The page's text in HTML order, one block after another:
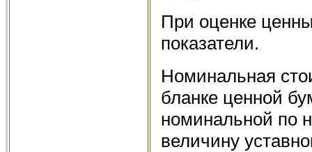
При оценке
показатели.
Номинальная
бланке ценной
номинальной по
величину